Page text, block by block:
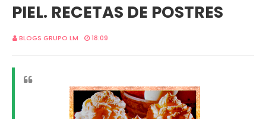
PIEL. RECETAS DE POSTRES
BLOGS GRUPO LM 18:09